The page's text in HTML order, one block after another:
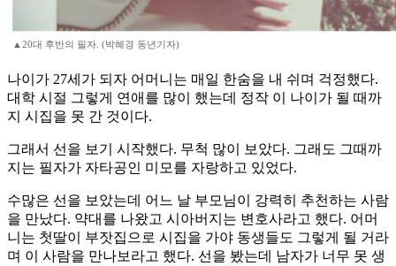
▲20대 후반의 필자. (박혜경 동년기자)
나이가 27세가 되자 어머니는 매일 한숨을 내 쉬며 걱정했다.
대학 시절 그렇게 연애를 많이 했는데 정작 이 나이가 될 때까
지 시집을 못 간 것이다.
그래서 선을 보기 시작했다. 무척 많이 보았다. 그래도 그때까
지는 필자가 자타공인 미모를 자랑하고 있었다.
수많은 선을 보았는데 어느 날 부모님이 강력히 추천하는 사람
을 만났다. 약대를 나왔고 시아버지는 변호사라고 했다. 어머
니는 첫딸이 부잣집으로 시집을 가야 동생들도 그렇게 될 거라
며 이 사람을 만나보라고 했다. 선을 봤는데 남자가 너무 못 생